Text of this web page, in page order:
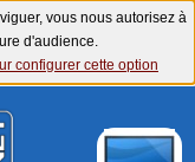
vous nous autorisez à
d'audience.
configurer cette option